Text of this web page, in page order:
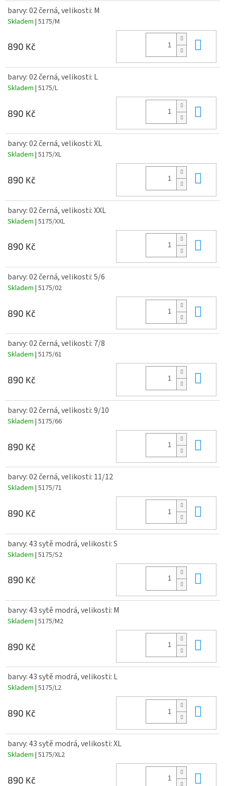
barvy: 02 černá, velikosti: M
Skladem | 5175/M
890 Kč
barvy: 02 černá, velikosti: L
Skladem | 5175/L
890 Kč
barvy: 02 černá, velikosti: XL
Skladem | 5175/XL
890 Kč
barvy: 02 černá, velikosti: XXL
Skladem | 5175/XXL
890 Kč
barvy: 02 černá, velikosti: 5/6
Skladem | 5175/02
890 Kč
barvy: 02 černá, velikosti: 7/8
Skladem | 5175/61
890 Kč
barvy: 02 černá, velikosti: 9/10
Skladem | 5175/66
890 Kč
barvy: 02 černá, velikosti: 11/12
Skladem | 5175/71
890 Kč
barvy: 43 sytě modrá, velikosti: S
Skladem | 5175/S2
890 Kč
barvy: 43 sytě modrá, velikosti: M
Skladem | 5175/M2
890 Kč
barvy: 43 sytě modrá, velikosti: L
Skladem | 5175/L2
890 Kč
barvy: 43 sytě modrá, velikosti: XL
Skladem | 5175/XL2
890 Kč